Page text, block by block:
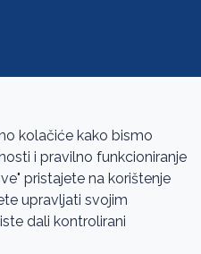
kolačiće kako bismo
i pravilno funkcioniranje
pristajete na korištenje
upravljati svojim
dali kontrolirani